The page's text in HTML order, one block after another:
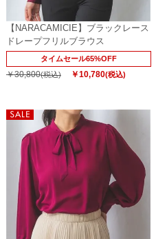
【NARACAMICIE】ブラックレース
ドレープフリルブラウス
タイムセール65%OFF
￥30,800(税込) ￥10,780(税込)